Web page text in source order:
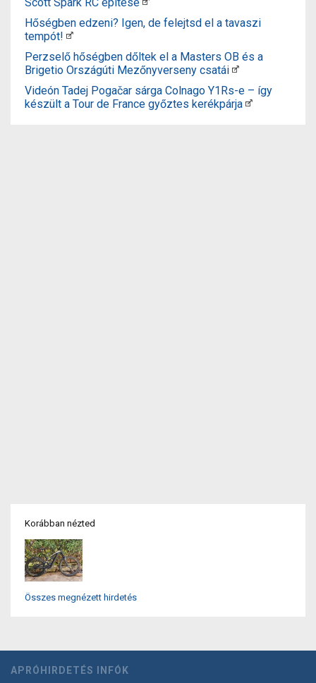
Hőségben edzeni? Igen, de felejtsd el a tavaszi
tempót!
Perzselő hőségben dőltek el a Masters OB és a
Brigetio Országúti Mezőnyverseny csatái
Videón Tadej Pogačar sárga Colnago Y1Rs-e – így
készült a Tour de France győztes kerékpárja
Korábban nézted
Összes megnézett hirdetés
APRÓHIRDETÉS INFÓK